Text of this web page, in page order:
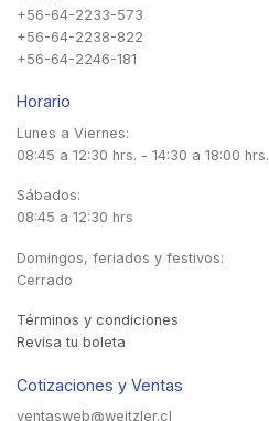
+56-64-2233-573
+56-64-2238-822
+56-64-2246-181
Horario
Lunes a Viernes:
08:45 a 12:30 hrs. - 14:30 a 18:00 hrs.
Sábados:
08:45 a 12:30 hrs
Domingos, feriados y festivos:
Cerrado
Términos y condiciones
Revisa tu boleta
Cotizaciones y Ventas
ventasweb@weitzler.cl